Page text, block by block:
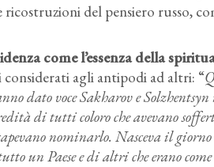
del pensiero russo,
come l’essenza della
considerati agli antipodi ad altri: “
dato voce Sakharov e
di tutti coloro che avevano
nominarlo. Nasceva il
un Paese e di altri che erano